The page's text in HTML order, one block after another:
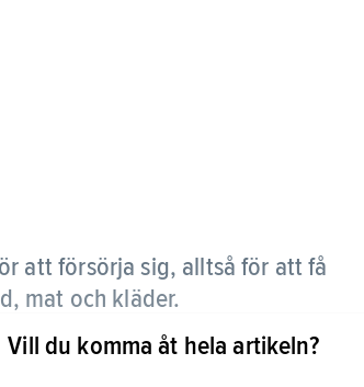
att försörja sig, alltså för att få
mat och kläder.
och mansarbete varit mycket stora.
Vill du komma åt hela artikeln?